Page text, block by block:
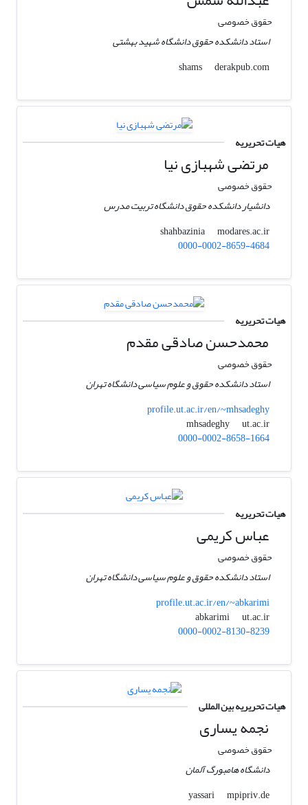
حقوق خصوصی
استاد دانشکده حقوق دانشگاه شهید بهشتی
shams
derakpub.com
هیات تحریریه
مرتضی شهبازی نیا
حقوق خصوصی
دانشیار دانشکده حقوق دانشگاه تربیت مدرس
shahbazinia
modares.ac.ir
0000-0002-8659-4684
هیات تحریریه
محمدحسن صادقی مقدم
حقوق خصوصی
استاد دانشکده حقوق و علوم سیاسی دانشگاه تهران
profile.ut.ac.ir/en/~mhsadeghy
mhsadeghy
ut.ac.ir
0000-0002-8658-1664
هیات تحریریه
عباس کریمی
حقوق خصوصی
استاد دانشکده حقوق و علوم سیاسی دانشگاه تهران
profile.ut.ac.ir/en/~abkarimi
abkarimi
ut.ac.ir
0000-0002-8130-8239
هیات تحریریه بین المللی
نجمه یساری
حقوق خصوصی
دانشگاه هامبورگ آلمان
yassari
mpipriv.de